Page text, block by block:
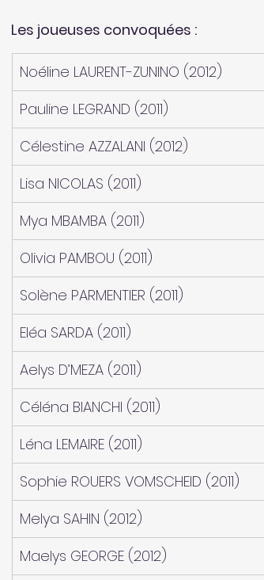
Les joueuses convoquées :
​Noéline LAURENT-ZUNINO (2012)
Pauline LEGRAND (2011)
Célestine AZZALANI (2012)
Lisa NICOLAS (2011)
Mya MBAMBA (2011)
Olivia PAMBOU (2011)
Solène PARMENTIER (2011)
Eléa SARDA (2011)
Aelys D’MEZA (2011)
Céléna BIANCHI (2011)
Léna LEMAIRE (2011)
Sophie ROUERS VOMSCHEID (2011)
Melya SAHIN (2012)
Maelys GEORGE (2012)